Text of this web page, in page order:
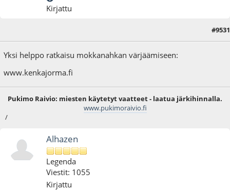
Kirjattu
#9531
Yksi helppo ratkaisu mokkanahkan värjäämiseen:
www.kenkajorma.fi
Pukimo Raivio: miesten käytetyt vaatteet - laatua järkihinnalla.
www.pukimoraivio.fi
/
Alhazen
Legenda
Viestit: 1055
Kirjattu